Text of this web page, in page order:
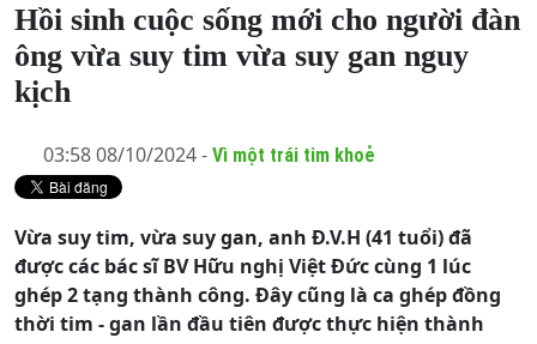
Hồi sinh cuộc sống mới cho người đàn
ông vừa suy tim vừa suy gan nguy
kịch
03:58 08/10/2024 - Vì một trái tim khoẻ
Vừa suy tim, vừa suy gan, anh Đ.V.H (41 tuổi) đã
được các bác sĩ BV Hữu nghị Việt Đức cùng 1 lúc
ghép 2 tạng thành công. Đây cũng là ca ghép đồng
thời tim - gan lần đầu tiên được thực hiện thành